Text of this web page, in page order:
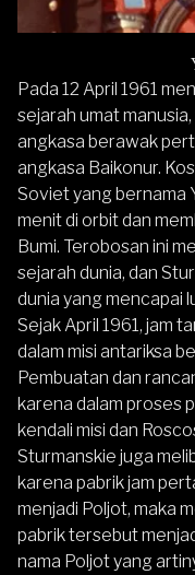
Pada 12 April 1961
sejarah umat
angkasa berawak
angkasa Baikonur.
Soviet yang bernama
menit di orbit dan
Bumi. Terobosan ini
sejarah dunia, dan
dunia yang mencapai
Sejak April 1961, jam
dalam misi antariksa
Pembuatan dan
karena dalam proses
kendali misi dan
Sturmanskie juga
karena pabrik jam
menjadi Poljot, maka
pabrik tersebut
nama Poljot yang